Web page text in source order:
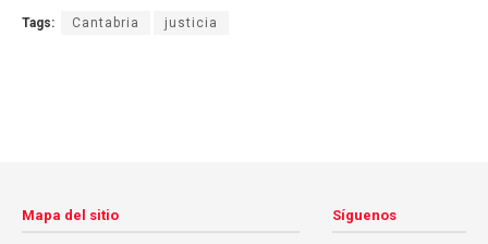
Tags: Cantabria justicia
Mapa del sitio Síguenos